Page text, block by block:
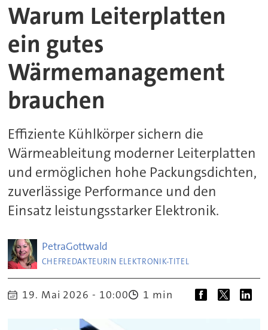
Warum Leiterplatten
ein gutes
Wärmemanagement
brauchen
Effiziente Kühlkörper sichern die
Wärmeableitung moderner Leiterplatten
und ermöglichen hohe Packungsdichten,
zuverlässige Performance und den
Einsatz leistungsstarker Elektronik.
PetraGottwald
CHEFREDAKTEURIN ELEKTRONIK-TITEL
19. Mai 2026 - 10:00 1 min